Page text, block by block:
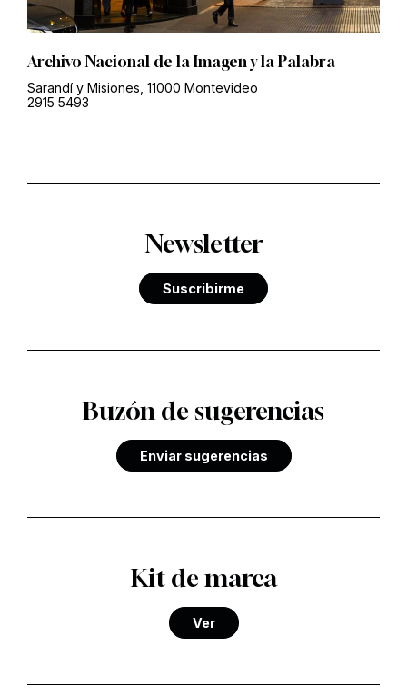
Archivo Nacional de la Imagen y la Palabra
Sarandí y Misiones, 11000 Montevideo
2915 5493
Newsletter
Suscribirme
Buzón de sugerencias
Enviar sugerencias
Kit de marca
Ver